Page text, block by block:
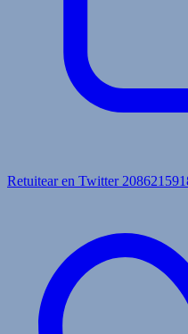
Retuitear en Twitter